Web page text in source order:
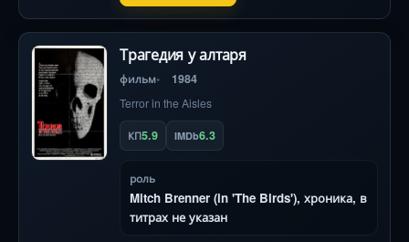
Трагедия у алтаря
фильм 1984
Terror in the Aisles
КП5.9 IMDb6.3
роль
Mitch Brenner (in 'The Birds'), хроника, в
титрах не указан